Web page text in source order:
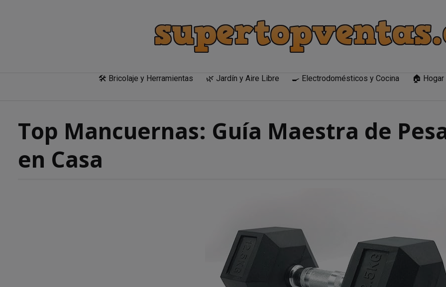
🛠️ Bricolaje y Herramientas 🌿 Jardín y Aire Libre 🍳 Electrodomésticos y Cocina 🏠
Top Mancuernas: Guía Maestra de
en Casa